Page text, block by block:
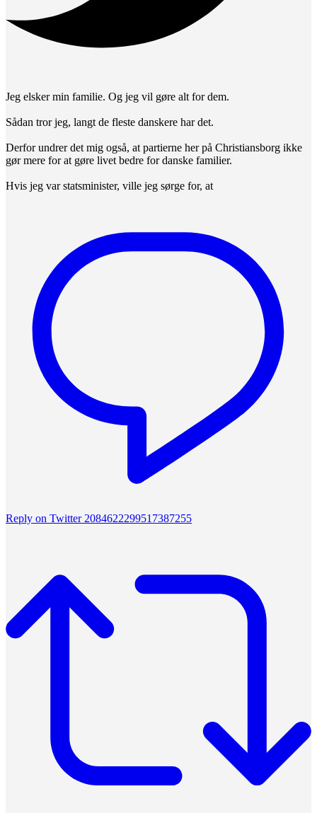
Jeg elsker min familie. Og jeg vil gøre alt for dem.
Sådan tror jeg, langt de fleste danskere har det.
Derfor undrer det mig også, at partierne her på Christiansborg ikke
gør mere for at gøre livet bedre for danske familier.
Hvis jeg var statsminister, ville jeg sørge for, at
Reply on Twitter 2084622299517387255